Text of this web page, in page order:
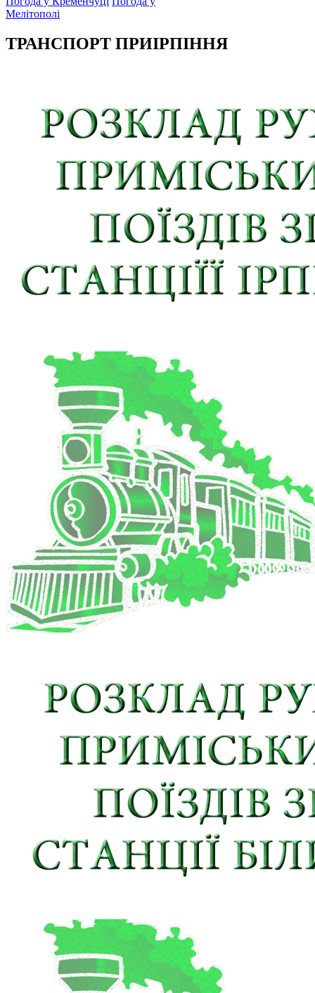
Мелітополі
ТРАНСПОРТ ПРИІРПІННЯ